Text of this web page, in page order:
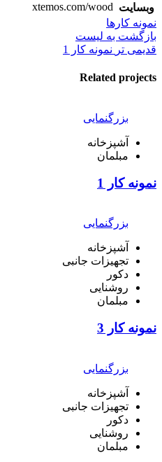
وبسایت xtemos.com/wood
نمونه کارها
بازگشت به لیست
قدیمی تر نمونه کار 1
Related projects
بزرگنمایی
آشپزخانه
مبلمان
نمونه کار 1
بزرگنمایی
آشپزخانه
تجهیزات جانبی
دکور
روشنایی
مبلمان
نمونه کار 3
بزرگنمایی
آشپزخانه
تجهیزات جانبی
دکور
روشنایی
مبلمان